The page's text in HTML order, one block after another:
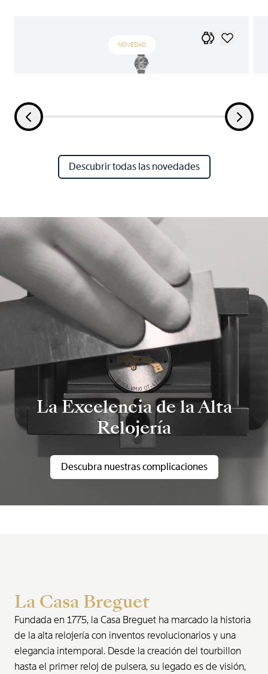
NOVEDAD
Descubrir todas las novedades
La Excelencia de la Alta
Relojería
Descubra nuestras complicaciones
La Casa Breguet
Fundada en 1775, la Casa Breguet ha marcado la historia
de la alta relojería con inventos revolucionarios y una
elegancia intemporal. Desde la creación del tourbillon
hasta el primer reloj de pulsera, su legado es de visión,